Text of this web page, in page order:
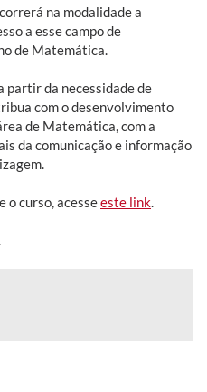
na modalidade a
a esse campo de
de Matemática.
partir da necessidade de
com o desenvolvimento
de Matemática, com a
da comunicação e informação
o curso, acesseeste link.